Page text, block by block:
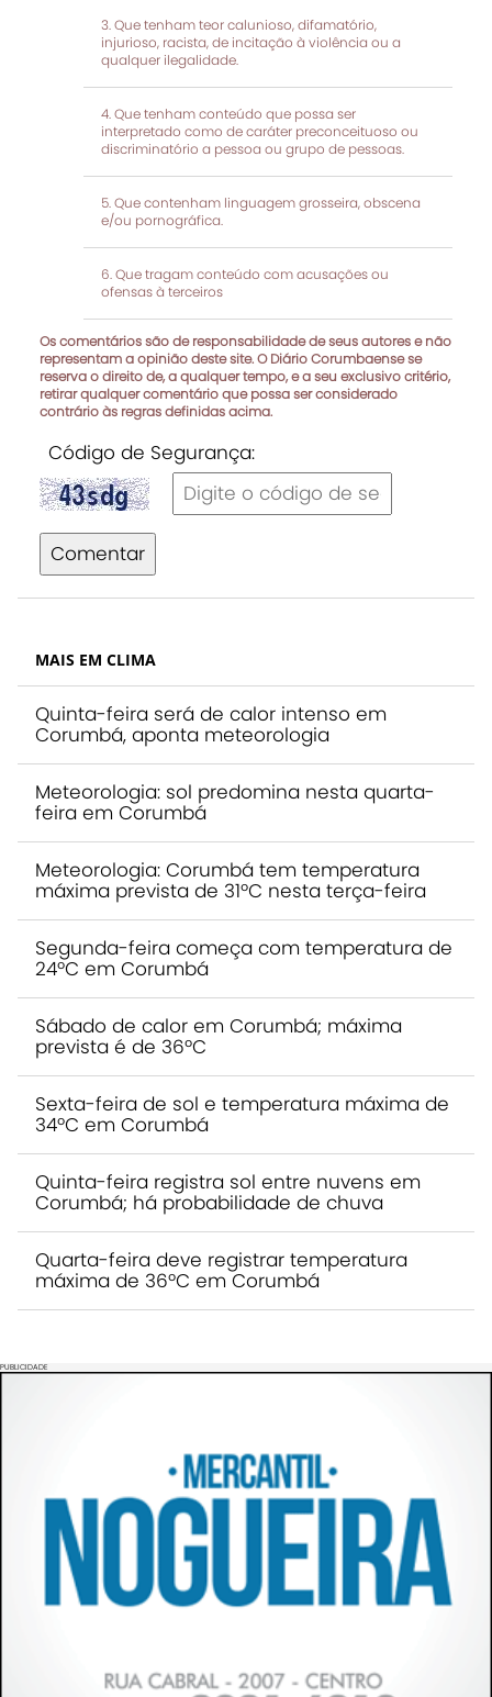
Que tenham teor calunioso, difamatório,
injurioso, racista, de incitação à violência ou a
qualquer ilegalidade.
Que tenham conteúdo que possa ser
interpretado como de caráter preconceituoso ou
discriminatório a pessoa ou grupo de pessoas.
Que contenham linguagem grosseira, obscena
e/ou pornográfica.
Que tragam conteúdo com acusações ou
ofensas à terceiros
Os comentários são de responsabilidade de seus autores e não
representam a opinião deste site. O Diário Corumbaense se
reserva o direito de, a qualquer tempo, e a seu exclusivo critério,
retirar qualquer comentário que possa ser considerado
contrário às regras definidas acima.
Código de Segurança:
Comentar
MAIS EM CLIMA
Quinta-feira será de calor intenso em
Corumbá, aponta meteorologia
Meteorologia: sol predomina nesta quarta-
feira em Corumbá
Meteorologia: Corumbá tem temperatura
máxima prevista de 31ºC nesta terça-feira
Segunda-feira começa com temperatura de
24ºC em Corumbá
Sábado de calor em Corumbá; máxima
prevista é de 36ºC
Sexta-feira de sol e temperatura máxima de
34ºC em Corumbá
Quinta-feira registra sol entre nuvens em
Corumbá; há probabilidade de chuva
Quarta-feira deve registrar temperatura
máxima de 36ºC em Corumbá
PUBLICIDADE